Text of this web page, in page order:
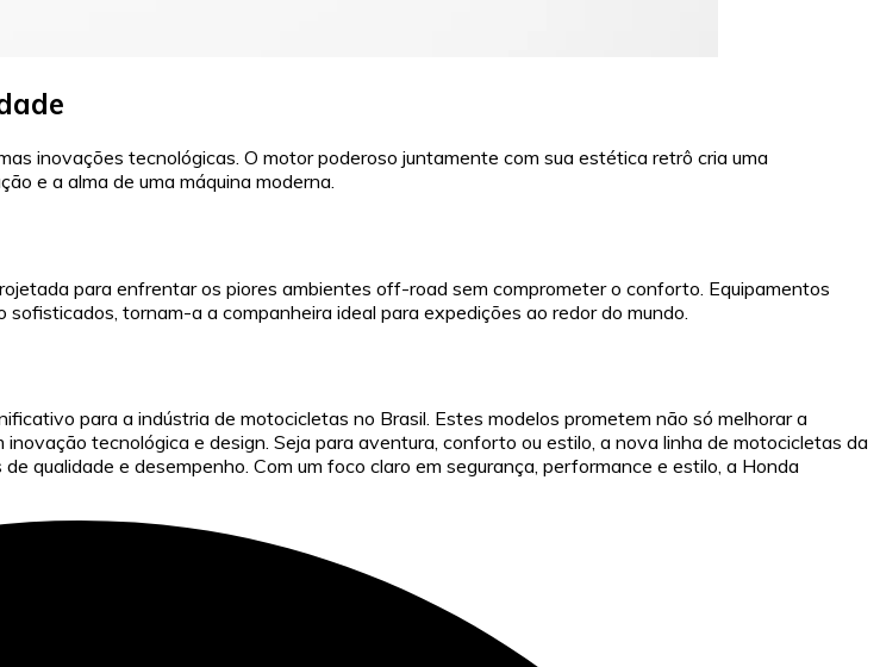
inovações tecnológicas. O motor poderoso juntamente com sua estética retrô cria uma
e a alma de uma máquina moderna.
para enfrentar os piores ambientes off-road sem comprometer o conforto. Equipamentos
tornam-a a companheira ideal para expedições ao redor do mundo.
para a indústria de motocicletas no Brasil. Estes modelos prometem não só melhorar a
tecnológica e design. Seja para aventura, conforto ou estilo, a nova linha de motocicletas da
qualidade e desempenho. Com um foco claro em segurança, performance e estilo, a Honda